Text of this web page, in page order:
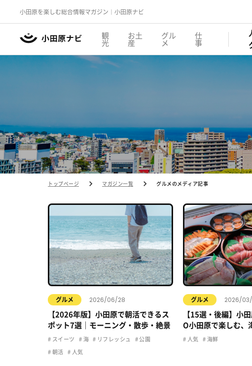
小田原を楽しむ総合情報マガジン｜小田原ナビ
観
光
お土
産
グル
メ
仕
事
トップページ マガジン一覧 グルメのメディア記事
グルメ 2026/06/28
【2026年版】小田原で朝活できるス
ポット7選｜モーニング・散歩・絶景
スイーツ 海 リフレッシュ 公園
朝活 人気
グルメ 2026/03/
【15選・後編】小
O小田原で楽しむ、
のお店、全網羅！
人気 海鮮